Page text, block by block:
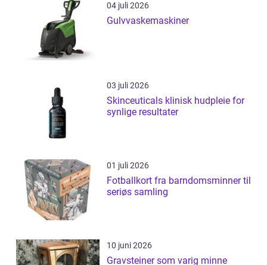
04 juli 2026
Gulvvaskemaskiner
03 juli 2026
Skinceuticals klinisk hudpleie for
synlige resultater
01 juli 2026
Fotballkort fra barndomsminner til
seriøs samling
10 juni 2026
Gravsteiner som varig minne